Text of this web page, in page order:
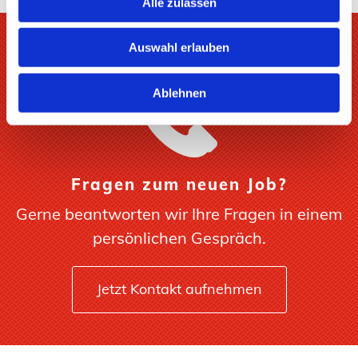
a
u
s
w
a
h
l
Auswahl erlauben
Ablehnen
Fragen zum neuen Job?
Gerne beantworten wir Ihre Fragen in einem
persönlichen Gespräch.
Jetzt Kontakt aufnehmen